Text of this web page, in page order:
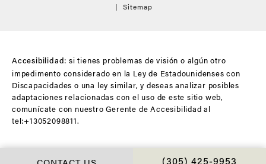
CALL CHOPRA
Sitemap
Accesibilidad: si tienes problemas de visión o algún otro
impedimento considerado en la Ley de Estadounidenses con
Discapacidades o una ley similar, y deseas analizar posibles
adaptaciones relacionadas con el uso de este sitio web,
comunícate con nuestro Gerente de Accesibilidad al
tel:+13052098811.